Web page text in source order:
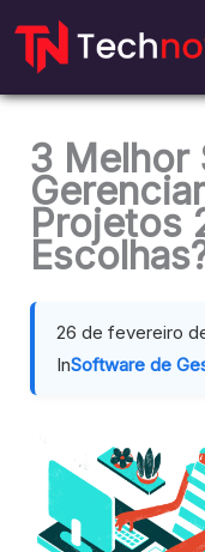
3 Melhor
Projetos
26 de fevereiro
InSoftware de